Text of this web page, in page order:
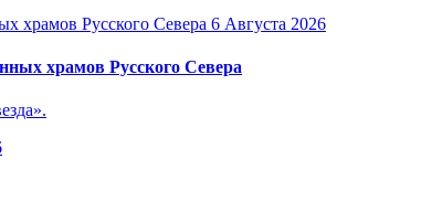
6 Августа 2026
храмов Русского Севера